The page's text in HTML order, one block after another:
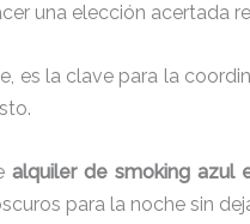
una elección acertada
es la clave para la
alquiler de smoking azul
para la noche sin